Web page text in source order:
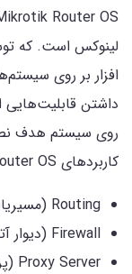
لینوکس است. که
افزار بر روی
داشتن قابلیت‌هایی
روی سیستم هدف
کاربردهای Mikrotik Router OS به شرح زیر است:
Routing (مسیریابی)
Firewall (دیوار آتش)
Proxy Server (پراکسی سرور)